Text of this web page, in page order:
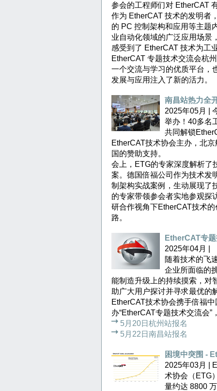
参会的工程师们对 EtherCAT
作为 EtherCAT 技术的发明者
的 PC 控制架构和应用等主题
业自动化领域的广泛应用场景
感受到了 EtherCAT 技术为工
EtherCAT 专题技术交流会杭
一个交流与学习的优质平台，
发展与应用注入了新的活力。
南昌站热力全
2025年05月 |
举办！40多名
共同解锁
EtherCAT技术协会主办，北
国的赞助支持。
会上，ETG的专家深度解析了
案。德国倍福公司作为技术发
制架构实战案例，生动展现了
的专家带领参会者实地参观探
研合作视角下EtherCAT技术
路。
EtherCAT专
2025年04月 |
随着技术的飞
企业所面临的
能制造升级上的持续摸索，对
助广大用户探讨并寻求最优的
EtherCAT技术协会携手倍福
办“EtherCAT专题技术交流会
5月20日杭州站报名
5月22日南昌站报名
困境中突围 -
2025年03月 |
术协会（ETG
量约达 8800